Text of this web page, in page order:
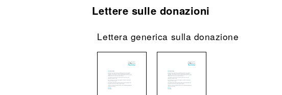
Lettere sulle donazioni
Lettera generica sulla donazione